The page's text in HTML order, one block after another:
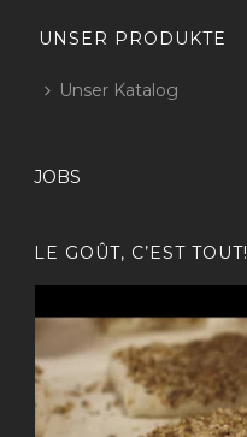
UNSER PRODUKTE
Unser Katalog
JOBS
LE GOÛT, C’EST TOUT!